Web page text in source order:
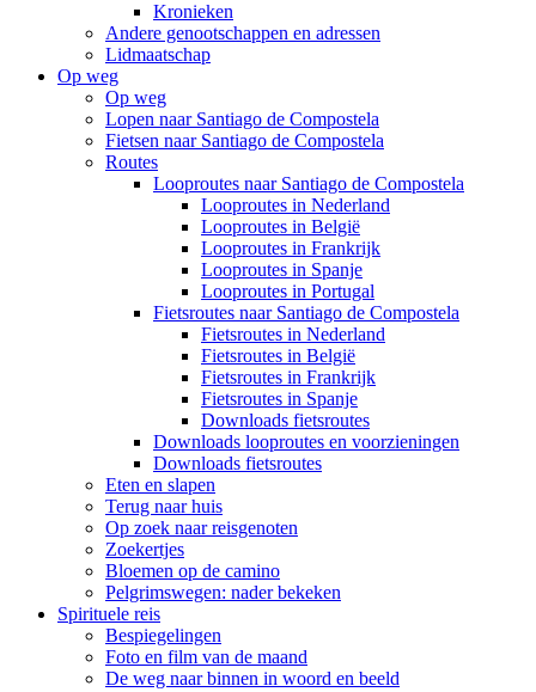
Kronieken
Andere genootschappen en adressen
Lidmaatschap
Op weg
Op weg
Lopen naar Santiago de Compostela
Fietsen naar Santiago de Compostela
Routes
Looproutes naar Santiago de Compostela
Looproutes in Nederland
Looproutes in België
Looproutes in Frankrijk
Looproutes in Spanje
Looproutes in Portugal
Fietsroutes naar Santiago de Compostela
Fietsroutes in Nederland
Fietsroutes in België
Fietsroutes in Frankrijk
Fietsroutes in Spanje
Downloads fietsroutes
Downloads looproutes en voorzieningen
Downloads fietsroutes
Eten en slapen
Terug naar huis
Op zoek naar reisgenoten
Zoekertjes
Bloemen op de camino
Pelgrimswegen: nader bekeken
Spirituele reis
Bespiegelingen
Foto en film van de maand
De weg naar binnen in woord en beeld